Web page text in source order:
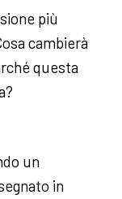
più
cambierà
questa
un
in